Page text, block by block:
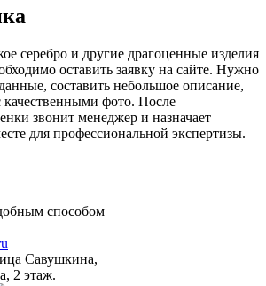
серебро и другие драгоценные изделия
оставить заявку на сайте. Нужно
составить небольшое описание,
фото. После
звонит менеджер и назначает
для профессиональной экспертизы.
способом
Савушкина,
2 этаж.